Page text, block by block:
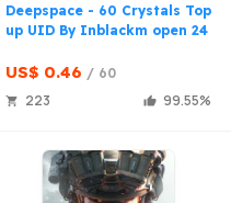
Deepspace - 60 Crystals Top
up UID By Inblackm open 24
US$ 0.46 60
223 99.55